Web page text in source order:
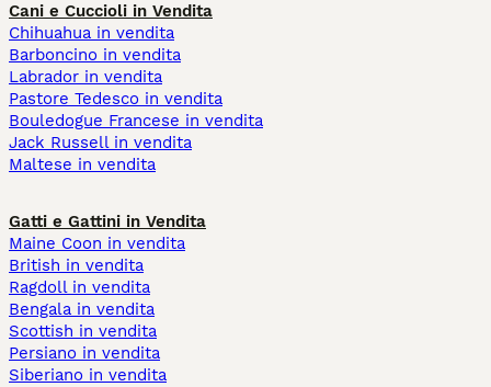
Cani e Cuccioli in Vendita
Chihuahua in vendita
Barboncino in vendita
Labrador in vendita
Pastore Tedesco in vendita
Bouledogue Francese in vendita
Jack Russell in vendita
Maltese in vendita
Gatti e Gattini in Vendita
Maine Coon in vendita
British in vendita
Ragdoll in vendita
Bengala in vendita
Scottish in vendita
Persiano in vendita
Siberiano in vendita